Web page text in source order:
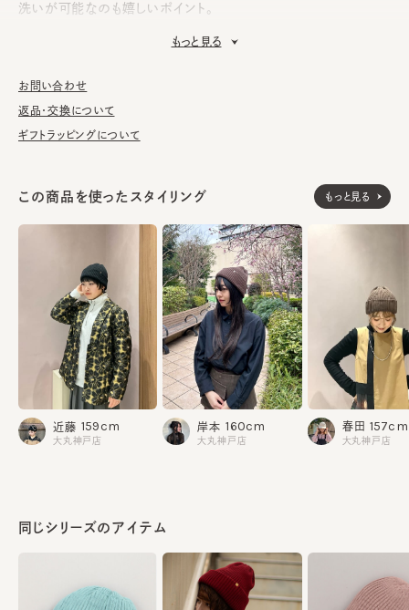
洗いが可能なのも嬉しいポイント。
濯の際は単独手洗いで洗濯後、形を整え陰干ししてください。
素材 綿50% アクリル50%
もっと見る
お問い合わせ
返品・交換について
ギフトラッピングについて
同じシリーズのアイテム
この商品を使ったスタイリング もっと見る
近藤 159cm
大丸神戸店
岸本 160cm
大丸神戸店
春田 157cm
大丸神戸店